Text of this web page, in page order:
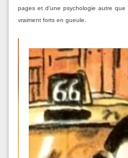
pages et d'une psychologie autre que
vraiment forts en gueule.